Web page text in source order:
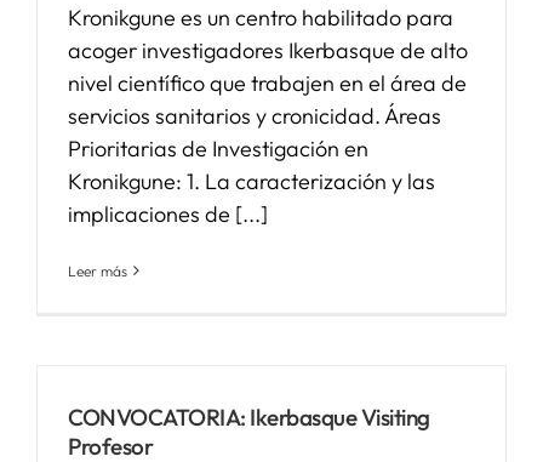
Kronikgune es un centro habilitado para
acoger investigadores Ikerbasque de alto
nivel científico que trabajen en el área de
servicios sanitarios y cronicidad. Áreas
Prioritarias de Investigación en
Kronikgune: 1. La caracterización y las
implicaciones de [...]
Leer más
CONVOCATORIA: Ikerbasque Visiting
Profesor